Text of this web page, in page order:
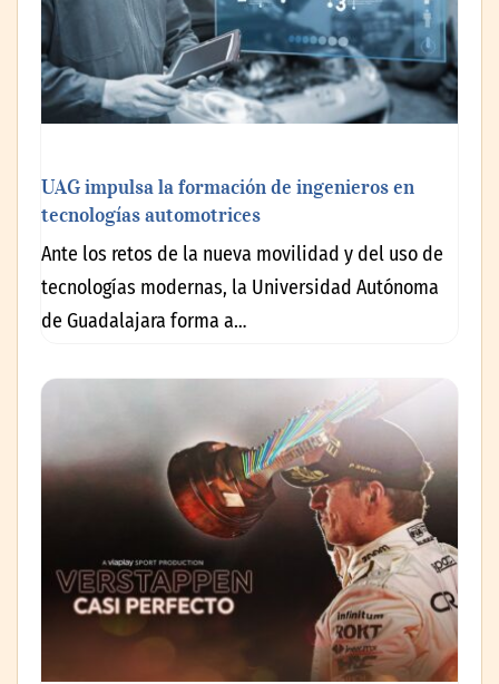
UAG impulsa la formación de ingenieros en
tecnologías automotrices
Ante los retos de la nueva movilidad y del uso de
tecnologías modernas, la Universidad Autónoma
de Guadalajara forma a…